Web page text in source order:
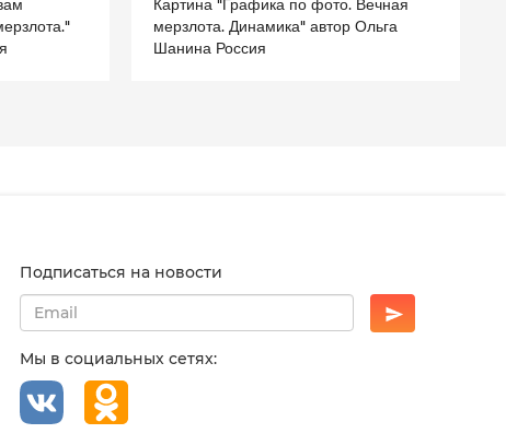
мерзлота. Динамика" автор Ольга
Шанина Россия
Подписаться на новости
Мы в социальных сетях: